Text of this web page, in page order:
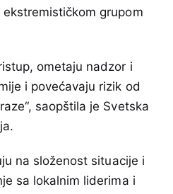
grupom
ometaju nadzor i
i povećavaju rizik od
saopštila je Svetska
na složenost situacije i
sa lokalnim liderima i